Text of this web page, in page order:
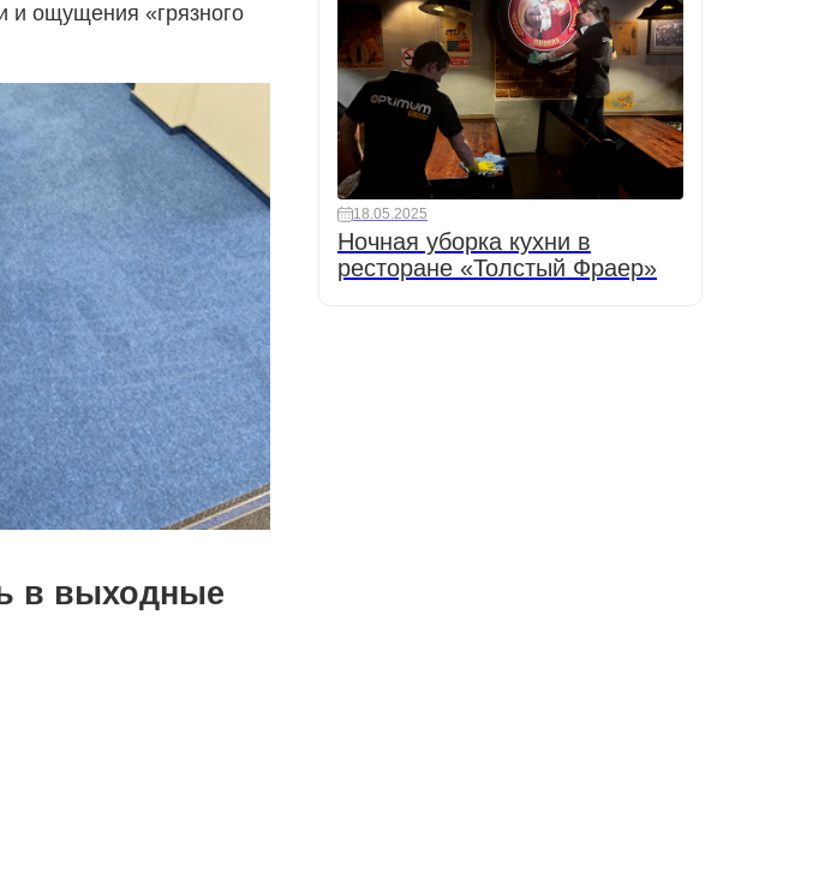
и ощущения «грязного
в выходные
18.05.2025
Ночная уборка кухни в
ресторане «Толстый Фраер»